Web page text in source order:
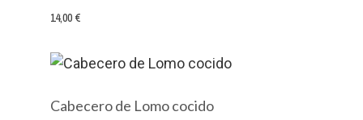
14,00 €
Cabecero de Lomo cocido